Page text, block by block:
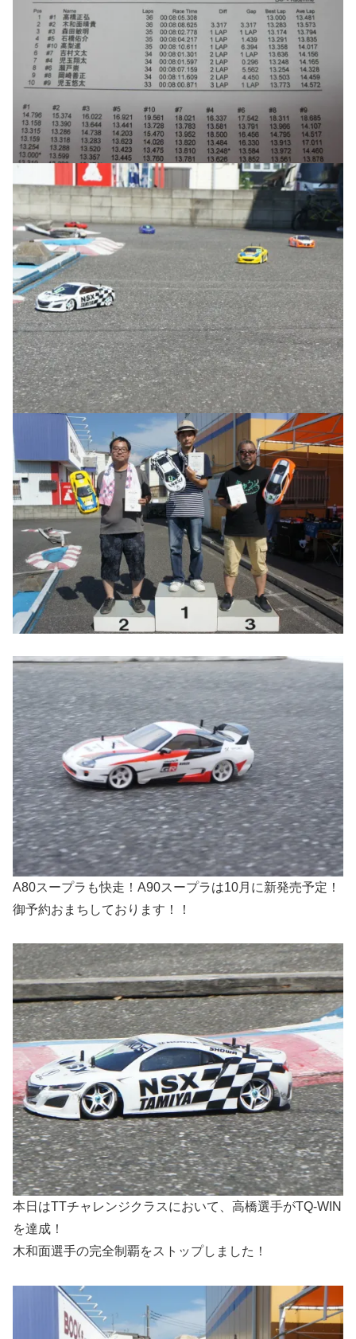
A80スープラも快走！A90スープラは10月に新発売予定！
御予約おまちしております！！
本日はTTチャレンジクラスにおいて、高橋選手がTQ-WIN
を達成！
木和面選手の完全制覇をストップしました！